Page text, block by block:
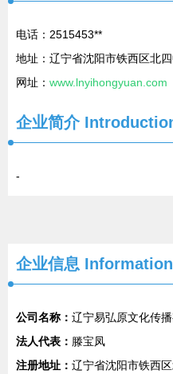
电话：2515453**
地址：辽宁省沈阳市铁西区北四
网址： www.lnyihongyuan.com
企业简介
-
企业信息 Information
公司名称： 辽宁易弘原文化传
法人代表： 滕宝凤
注册地址： 辽宁省沈阳市铁西